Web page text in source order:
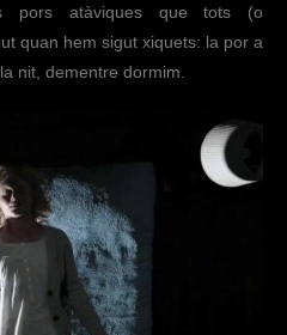
pors atàviques que tots (o
quan hem sigut xiquets: la por a
nit, dementre dormim.